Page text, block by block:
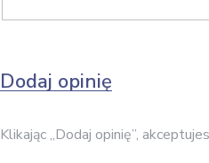
Dodaj opinię
Klikając „Dodaj opinię”,